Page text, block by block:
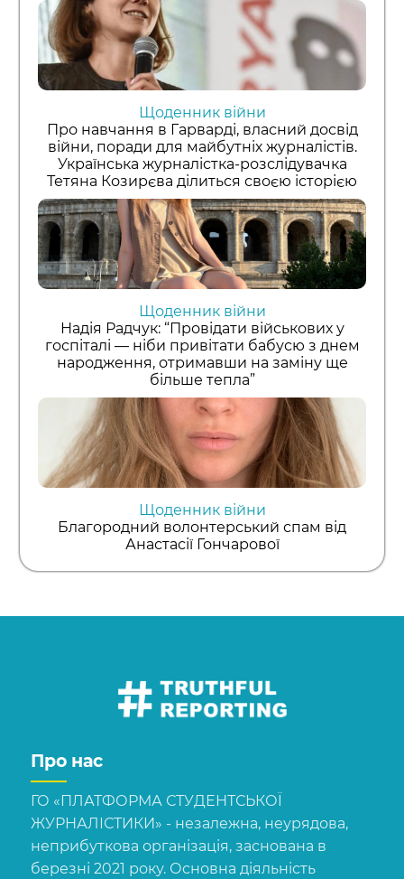
Щоденник війни
Про навчання в Гарварді, власний досвід
війни, поради для майбутніх журналістів.
Українська журналістка-розслідувачка
Тетяна Козирєва ділиться своєю історією
Щоденник війни
Надія Радчук: “Провідати військових у
госпіталі — ніби привітати бабусю з днем
народження, отримавши на заміну ще
більше тепла”
Щоденник війни
Благородний волонтерський спам від
Анастасії Гончарової
Про нас
ГО «ПЛАТФОРМА СТУДЕНТСЬКОЇ
ЖУРНАЛІСТИКИ» - незалежна, неурядова,
неприбуткова організація, заснована в
березні 2021 року. Основна діяльність